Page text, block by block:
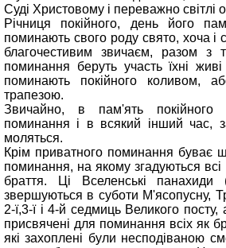
Суді Христовому і переважно світлі
Річниця покійного, день його
поминають свого роду свято, хоча і
благочестивим звичаєм, разом
поминання беруть участь їхні живі
поминають покійного коливом,
трапезою.
Звичайно, в пам'ять покійного
поминання і в всякий інший час,
моляться.
Крім приватного поминання буває
поминання, на якому згадуються всі
браття. Ці Вселенські панахиди
звершуються в суботи М'ясопусну,
2-ї,3-ї і 4-й седмиць Великого
присвячені для поминання всіх як
які захоплені були несподіваною